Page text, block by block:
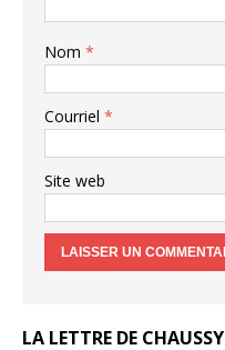
Nom *
Courriel *
Site web
LA LETTRE DE CHAUSSY